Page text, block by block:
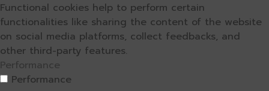
Functional cookies help to perform certain
functionalities like sharing the content of the website
on social media platforms, collect feedbacks, and
other third-party features.
Performance
Performance